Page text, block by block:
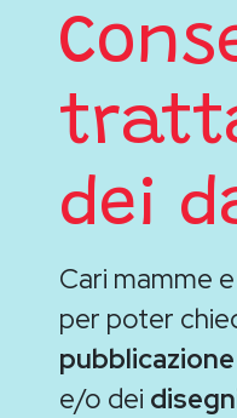
dei
Cari mamme
per poter
pubblicazione
e/o dei